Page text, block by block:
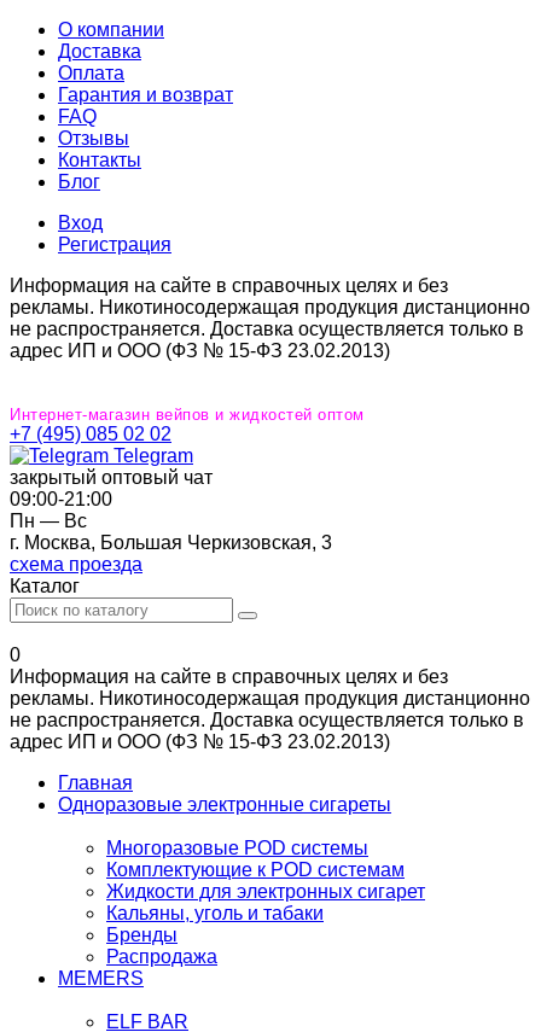
О компании
Доставка
Оплата
Гарантия и возврат
FAQ
Отзывы
Контакты
Блог
Вход
Регистрация
Информация на сайте в справочных целях и без
рекламы. Никотиносодержащая продукция дистанционно
не распространяется. Доставка осуществляется только в
адрес ИП и ООО (ФЗ № 15-ФЗ 23.02.2013)
Интернет-магазин вейпов и жидкостей оптом
+7 (495) 085 02 02
Telegram
закрытый оптовый чат
09:00‐21:00
Пн — Вс
г. Москва, Большая Черкизовская, 3
схема проезда
Каталог
0
Информация на сайте в справочных целях и без
рекламы. Никотиносодержащая продукция дистанционно
не распространяется. Доставка осуществляется только в
адрес ИП и ООО (ФЗ № 15-ФЗ 23.02.2013)
Главная
Одноразовые электронные сигареты
Многоразовые POD системы
Комплектующие к POD системам
Жидкости для электронных сигарет
Кальяны, уголь и табаки
Бренды
Распродажа
MEMERS
ELF BAR